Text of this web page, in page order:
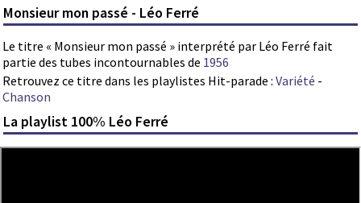
Monsieur mon passé - Léo Ferré
Le titre « Monsieur mon passé » interprété par Léo Ferré fait
partie des tubes incontournables de 1956
Retrouvez ce titre dans les playlistes Hit-parade : Variété -
Chanson
La playlist 100% Léo Ferré